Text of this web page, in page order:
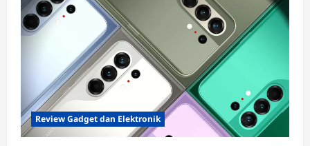
Review Gadget dan Elektronik